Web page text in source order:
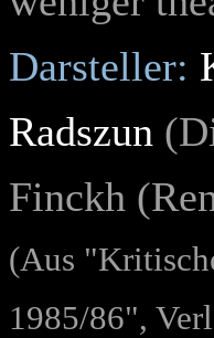
Darsteller:
Radszun
Finckh
(Aus
1985/86",